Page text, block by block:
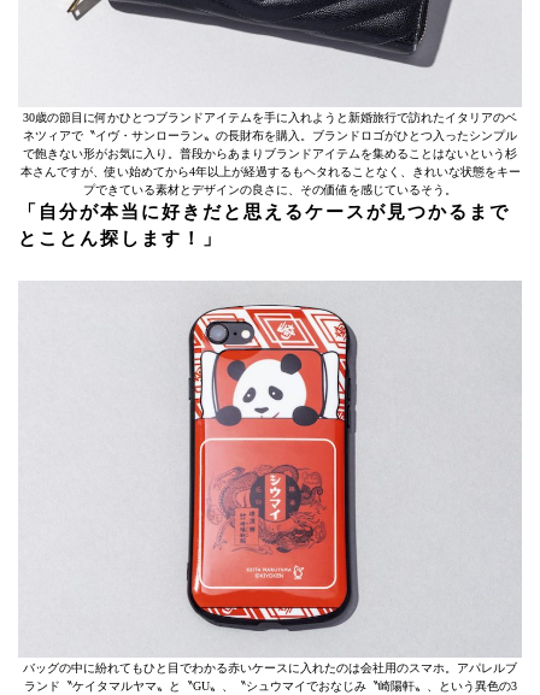
30歳の節目に何かひとつブランドアイテムを手に入れようと新婚旅行で訪れたイタリアのベ
ネツィアで〝イヴ・サンローラン〟の長財布を購入。ブランドロゴがひとつ入ったシンプル
で飽きない形がお気に入り。普段からあまりブランドアイテムを集めることはないという杉
本さんですが、使い始めてから4年以上が経過するもヘタれることなく、きれいな状態をキー
プできている素材とデザインの良さに、その価値を感じているそう。
「自分が本当に好きだと思えるケースが見つかるまで
とことん探します！」
バッグの中に紛れてもひと目でわかる赤いケースに入れたのは会社用のスマホ。アパレルブ
ランド〝ケイタマルヤマ〟と〝GU〟、〝シュウマイでおなじみ〝崎陽軒〟、という異色の3